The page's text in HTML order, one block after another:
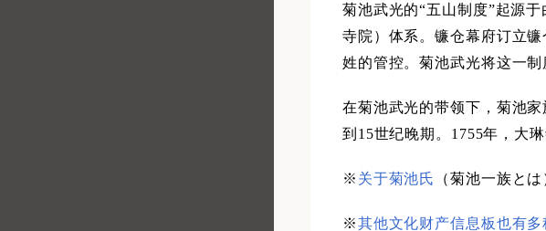
菊池武光的“五山制度”起源
寺院）体系。镰仓幕府订立
姓的管控。菊池武光将这一
在菊池武光的带领下，菊池
到15世纪晚期。1755年，大
※ 关于菊池氏 （菊池一族とは
※其他文化财产信息板也有多